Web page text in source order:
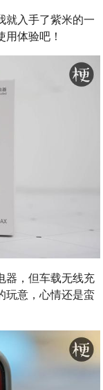
就入手了紫米的一
体验吧！
器，但车载无线充
玩意，心情还是蛮